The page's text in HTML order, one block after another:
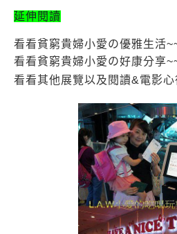
延伸閱讀
看看貧窮貴婦小愛の優雅生活
看看貧窮貴婦小愛の好康分享
看看其他展覽以及閱讀&電影心